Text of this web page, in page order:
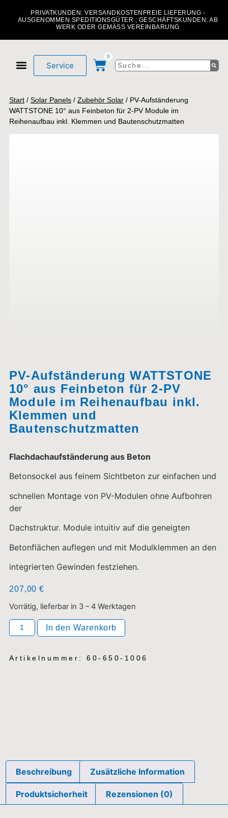
PRIVATKUNDEN: VERSANDKOSTENFREIE LIEFERUNG -
AUSGENOMMEN SPEDITIONSGÜTER ; GESCHÄFTSKUNDEN: AB
WERK ODER GEMÄSS VEREINBARUNG
Service
0
Start/ Solar Panels/ Zubehör Solar/ PV-Aufständerung
WATTSTONE 10° aus Feinbeton für 2-PV Module im
Reihenaufbau inkl. Klemmen und Bautenschutzmatten
PV-Aufständerung WATTSTONE
10° aus Feinbeton für 2-PV
Module im Reihenaufbau inkl.
Klemmen und
Bautenschutzmatten
Flachdachaufständerung aus Beton
Betonsockel aus feinem Sichtbeton zur einfachen und
schnellen Montage von PV-Modulen ohne Aufbohren
der
Dachstruktur. Module intuitiv auf die geneigten
Betonflächen auflegen und mit Modulklemmen an den
integrierten Gewinden festziehen.
207,00€
Vorrätig, lieferbar in 3 – 4 Werktagen
In den Warenkorb
Artikelnummer: 60-650-1006
Beschreibung Zusätzliche Information
Produktsicherheit Rezensionen (0)